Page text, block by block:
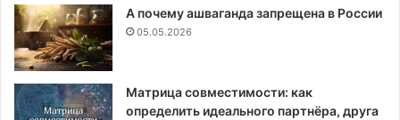
А почему ашваганда запрещена в России
05.05.2026
Матрица совместимости: как
определить идеального партнёра, друга